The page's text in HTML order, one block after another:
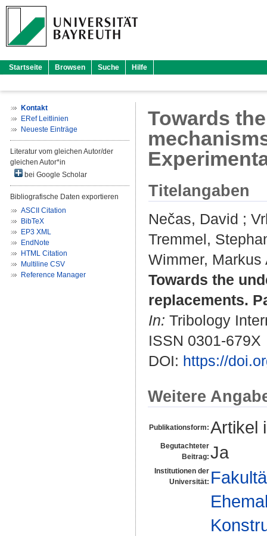
Startseite Browsen Suche Hilfe
Kontakt
ERef Leitlinien
Neueste Einträge
Literatur vom gleichen Autor/der
gleichen Autor*in
bei Google Scholar
Bibliografische Daten exportieren
ASCII Citation
BibTeX
EP3 XML
EndNote
HTML Citation
Multiline CSV
Reference Manager
Towards
Titelangaben
Nečas, David ;
Tremmel,
Wimmer, Markus
Towards the
replacements.
In: Tribology
ISSN 0301-679X
DOI: https://
Weitere
Publikationsform: Artikel
Begutachteter
Beitrag: Ja
Institutionen der
Universität: